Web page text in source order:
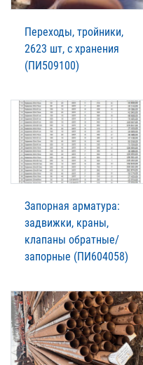
Переходы, тройники,
2623 шт, с хранения
(ПИ509100)
Запорная арматура:
задвижки, краны,
клапаны обратные/
запорные (ПИ604058)